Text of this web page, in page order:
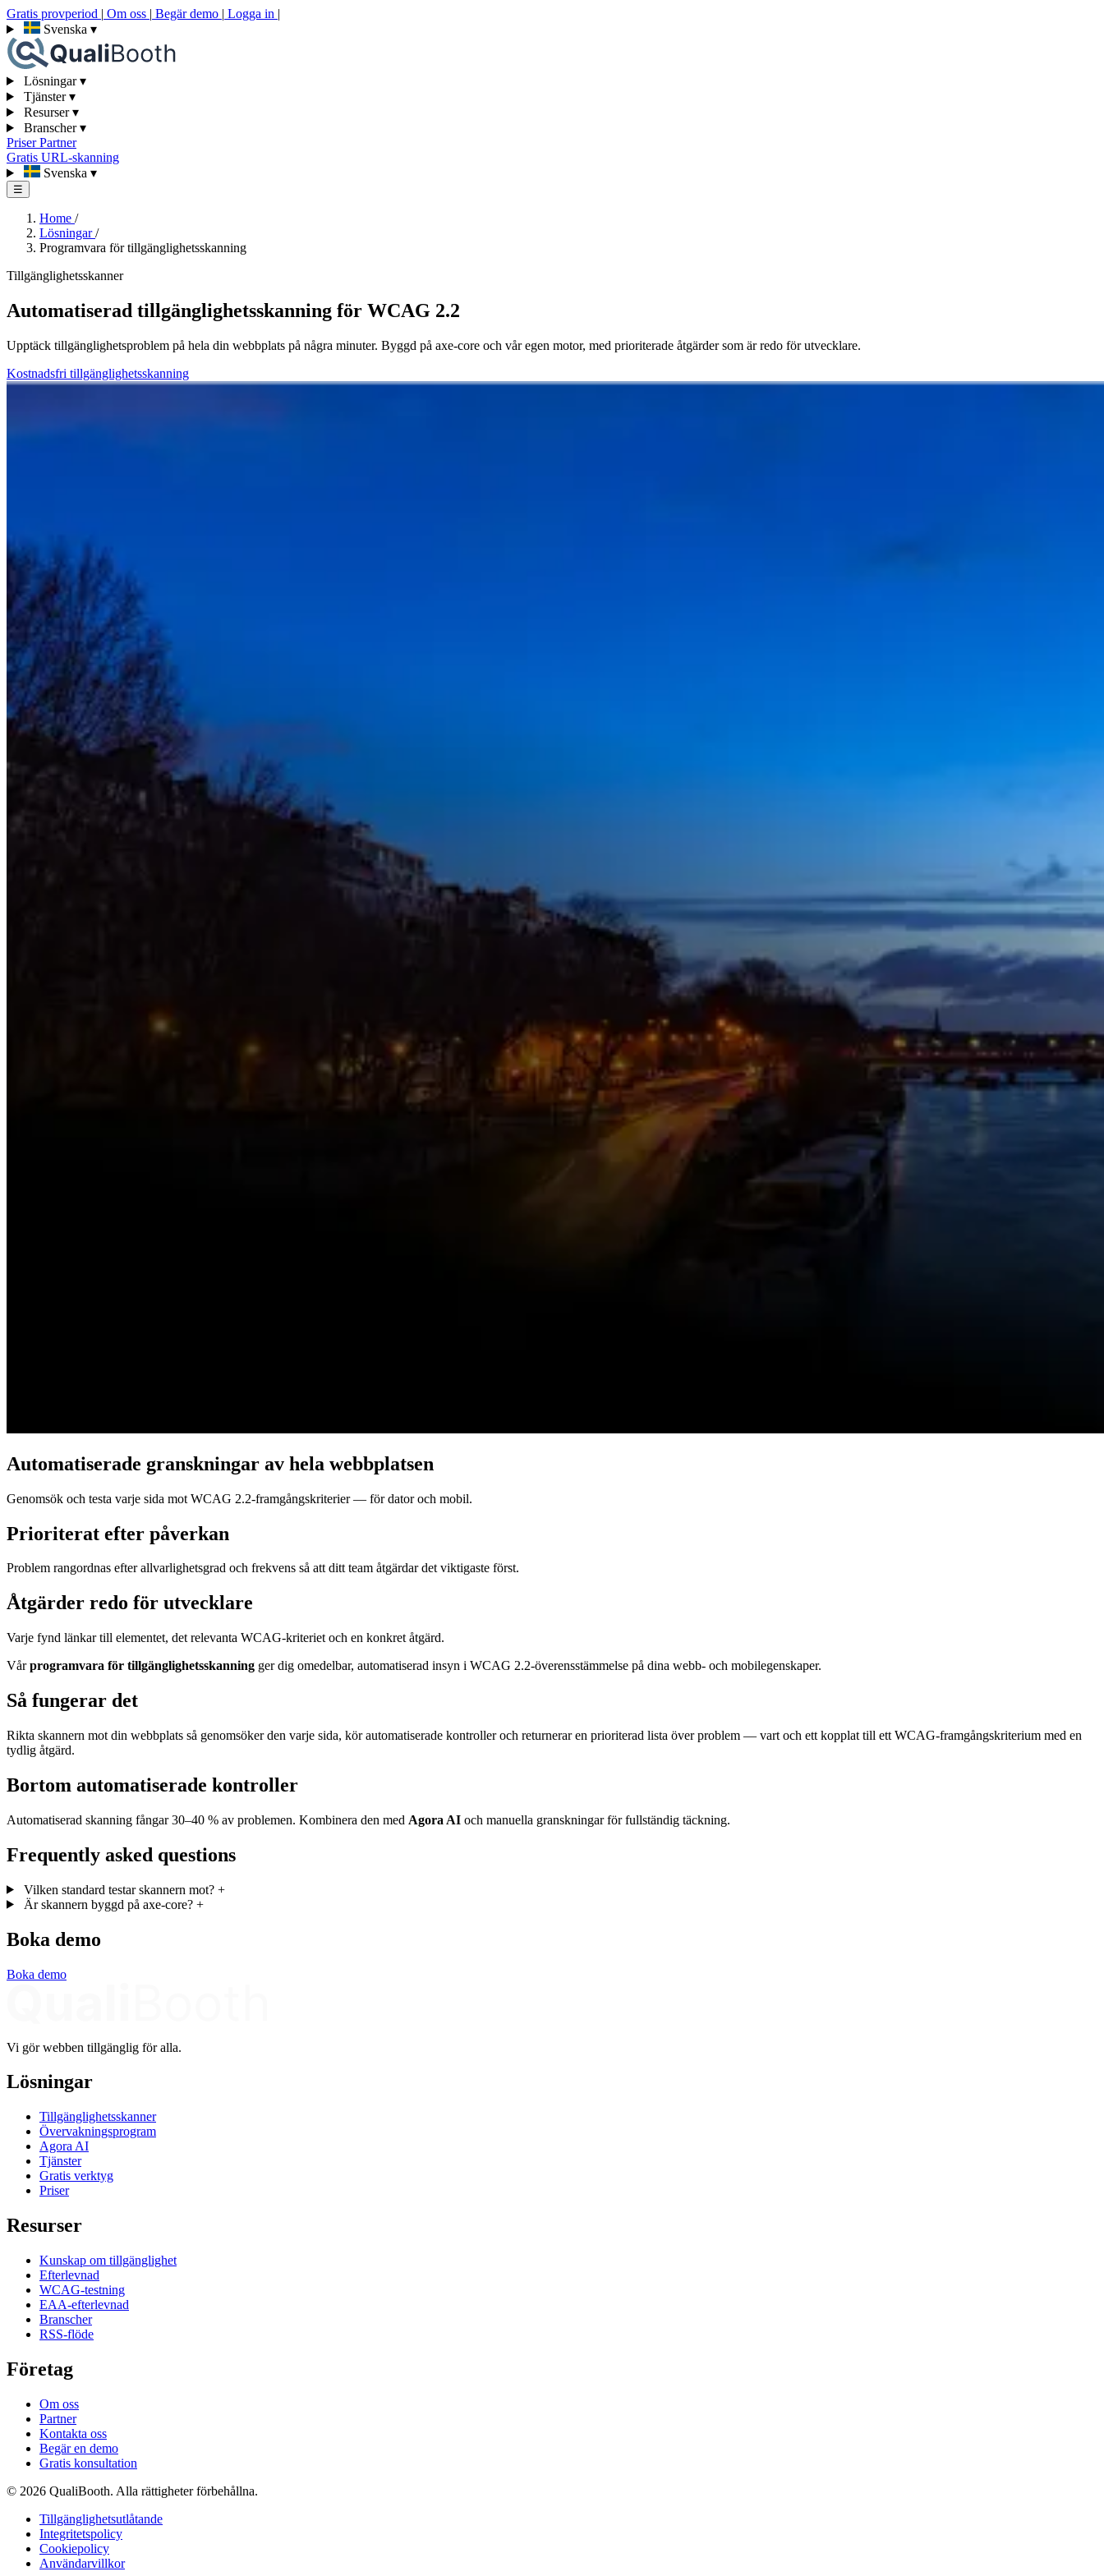
Gratis provperiod | Om oss | Begär demo | Logga in |
Svenska ▾
Lösningar▾
Tjänster▾
Resurser▾
Branscher▾
PriserPartner
Gratis URL-skanning
Svenska ▾
☰
Home /
Lösningar/
Programvara för tillgänglighetsskanning
Tillgänglighetsskanner
Automatiserad tillgänglighetsskanning för WCAG 2.2
Upptäck tillgänglighetsproblem på hela din webbplats på några minuter. Byggd på axe-core och vår egen motor, med prioriterade åtgärder som är redo för utvecklare.
Kostnadsfri tillgänglighetsskanning
Automatiserade granskningar av hela webbplatsen
Genomsök och testa varje sida mot WCAG 2.2-framgångskriterier — för dator och mobil.
Prioriterat efter påverkan
Problem rangordnas efter allvarlighetsgrad och frekvens så att ditt team åtgärdar det viktigaste först.
Åtgärder redo för utvecklare
Varje fynd länkar till elementet, det relevanta WCAG-kriteriet och en konkret åtgärd.
Vårprogramvara för tillgänglighetsskanning ger dig omedelbar, automatiserad insyn i WCAG 2.2-överensstämmelse på dina webb- och mobilegenskaper.
Så fungerar det
Rikta skannern mot din webbplats så genomsöker den varje sida, kör automatiserade kontroller och returnerar en prioriterad lista över problem — vart och ett kopplat till ett WCAG-framgångskriterium med en
tydlig åtgärd.
Bortom automatiserade kontroller
Automatiserad skanning fångar 30–40 % av problemen. Kombinera den med Agora AI och manuella granskningar för fullständig täckning.
Frequently asked questions
Vilken standard testar skannern mot? +
Är skannern byggd på axe-core? +
Boka demo
Boka demo
Vi gör webben tillgänglig för alla.
Lösningar
Tillgänglighetsskanner
Övervakningsprogram
Agora AI
Tjänster
Gratis verktyg
Priser
Resurser
Kunskap om tillgänglighet
Efterlevnad
WCAG-testning
EAA-efterlevnad
Branscher
RSS-flöde
Företag
Om oss
Partner
Kontakta oss
Begär en demo
Gratis konsultation
© 2026 QualiBooth. Alla rättigheter förbehållna.
Tillgänglighetsutlåtande
Integritetspolicy
Cookiepolicy
Användarvillkor